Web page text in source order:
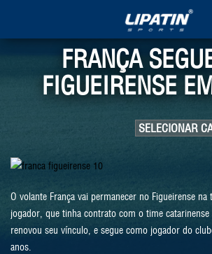
FRANÇA
FIGUEIRENSE
O volante França vai permanecer no Figueirense
jogador, que tinha contrato com o time
renovou seu vínculo, e segue como jogador do
anos.